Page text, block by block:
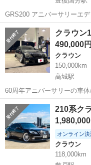
GRS200 アニバーサリーエディション サンルーフ付き 年式 H24年
1月 車検 2025年 5月11日まで 車が好きで綺麗に乗ってい
装も外装も良好です！ ファミ
離 11...
大分 大分市 豊後国
クラウン
490,000円
クラウン
150,000km
高城駅
60周年アニバーサリーの車
ラー クスコキャンバーアー
転勤することになったので
いと思い出品しました。 改...
大分 大分市 高城駅
210系ク
1,980,000
オンライン決
クラウン
118,000km